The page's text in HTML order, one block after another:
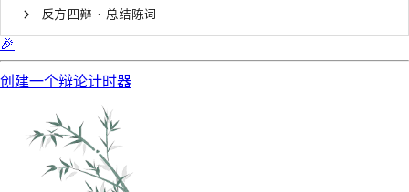
反方四辩 · 总结陈词
🎉
创建一个辩论计时器